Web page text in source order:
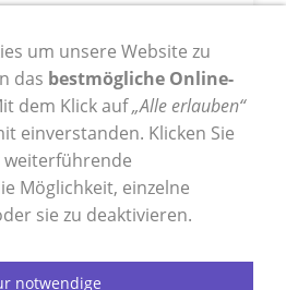
mit Eckenabschnitt.
Dextrin - Karton mit 500
Blatt)
309,95 €*
zzgl.Versand
um unsere Website zu
das bestmögliche Online-
dem Klick auf„Alle erlauben“
einverstanden. Klicken Sie
Möglichkeit, einzelne
sie zu deaktivieren.
notwendige